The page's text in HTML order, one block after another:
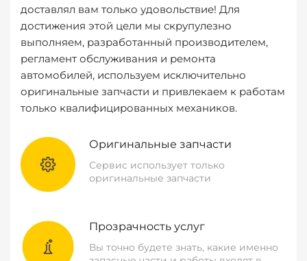
доставлял вам только удовольствие! Для
достижения этой цели мы скрупулезно
выполняем, разработанный производителем,
регламент обслуживания и ремонта
автомобилей, используем исключительно
оригинальные запчасти и привлекаем к работам
только квалифицированных механиков.
Оригинальные запчасти
Сервис использует только
оригинальные запчасти
Прозрачность услуг
Вы точно будете знать, какие именно